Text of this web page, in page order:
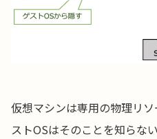
仮想マシンは専用の物理リ
ストOSはそのことを知らない